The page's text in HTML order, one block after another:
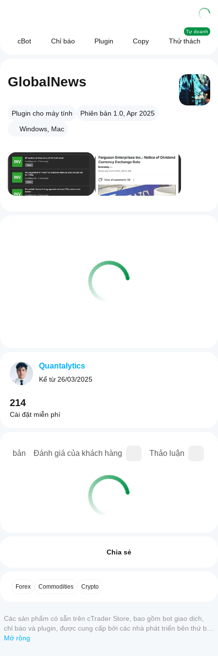
cBot Chỉ báo Plugin Copy Thử thách
Tự doanh
GlobalNews
Plugin cho máy tính
Phiên bản 1.0, Apr 2025
Windows, Mac
bản Đánh giá của khách hàng Thảo luận
Đánh giá của khách hàng
Sản
phẩm
dụng
đặt,
hãy
kiểm
dụng
cTrader
nào hỗ
Chia sẻ
Forex Commodities Crypto
Các sản phẩm có sẵn trên cTrader Store, bao gồm bot giao dịch,
chỉ báo và plugin, được cung cấp bởi các nhà phát triển bên thứ ba
và chỉ nhằm mục đích cung cấp thông tin và tiếp cận kỹ thuật.
Mở rộng
Quantalytics
Kể từ 26/03/2025
214
Cài đặt miễn phí